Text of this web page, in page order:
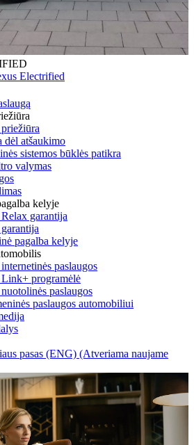
Electrified
dėl atšaukimo
sistemos būklės patikra
valymas
kelyje
garantija
pagalba kelyje
paslaugos
programėlė
paslaugos
paslaugos automobiliui
pasas (ENG) (Atveriama naujame